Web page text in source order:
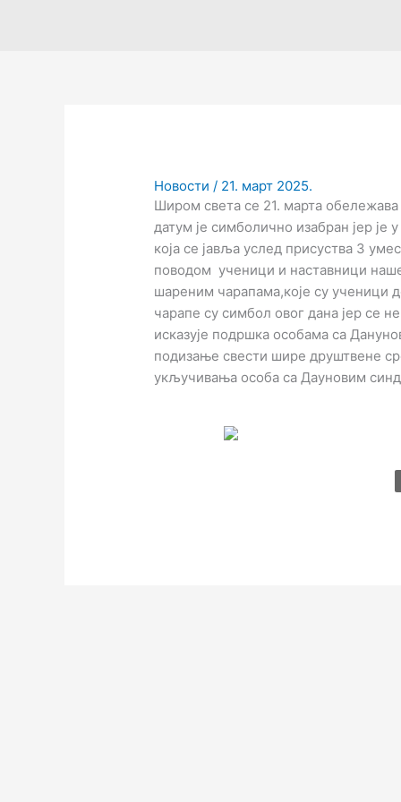
Новости / 21. март 2025.
Широм света се 21. марта
датум је симболично изабран јер је
која се јавља услед присуства 3
поводом ученици и наставници
шареним чарапама,које су ученици
чарапе су симбол овог дана јер се
исказује подршка особама са
подизање свести шире друштвене
укључивања особа са Дауновим